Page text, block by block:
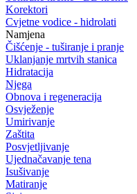
Korektori
Cvjetne vodice - hidrolati
Namjena
Čišćenje - tuširanje i pranje
Uklanjanje mrtvih stanica
Hidratacija
Njega
Obnova i regeneracija
Osvježenje
Umirivanje
Zaštita
Posvjetljivanje
Ujednačavanje tena
Isušivanje
Matiranje